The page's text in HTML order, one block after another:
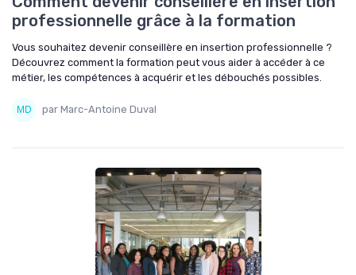
professionnelle grâce à la formation
Vous souhaitez devenir conseillère en insertion professionnelle ?
Découvrez comment la formation peut vous aider à accéder à ce
métier, les compétences à acquérir et les débouchés possibles.
par Marc-Antoine Duval